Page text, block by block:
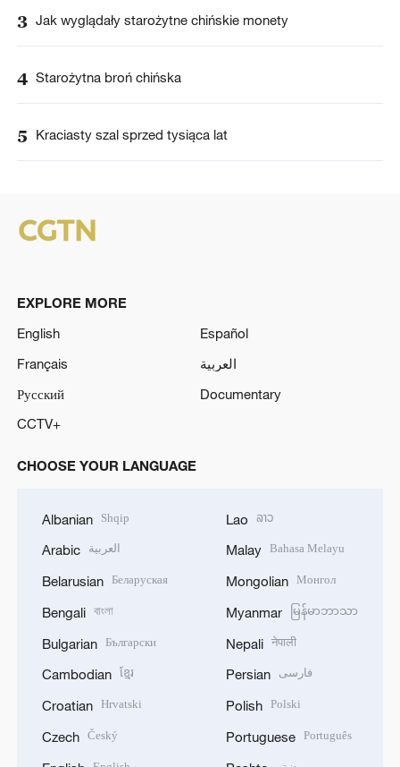
3 Jak wyglądały starożytne chińskie monety
4 Starożytna broń chińska
5 Kraciasty szal sprzed tysiąca lat
EXPLORE MORE
English
Español
Français
العربية
Русский
Documentary
CCTV+
CHOOSE YOUR LANGUAGE
Albanian Shqip
Arabic العربية
Belarusian Беларуская
Bengali বাংলা
Bulgarian Български
Cambodian ខ្មែរ
Croatian Hrvatski
Czech Český
Lao ລາວ
Malay Bahasa Melayu
Mongolian Монгол
Myanmar မြန်မာဘာသာ
Nepali नेपाली
Persian فارسی
Polish Polski
Portuguese Português